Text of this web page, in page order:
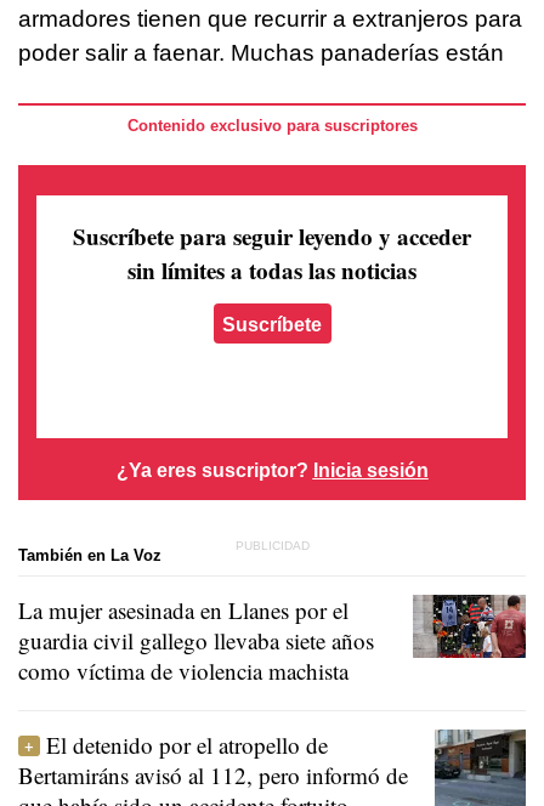
armadores tienen que recurrir a extranjeros para
poder salir a faenar. Muchas panaderías están
Contenido exclusivo para suscriptores
Suscríbete para seguir leyendo y acceder
sin límites a todas las noticias
Suscríbete
¿Ya eres suscriptor? Inicia sesión
También en La Voz
La mujer asesinada en Llanes por el
guardia civil gallego llevaba siete años
como víctima de violencia machista
El detenido por el atropello de
Bertamiráns avisó al 112, pero informó de